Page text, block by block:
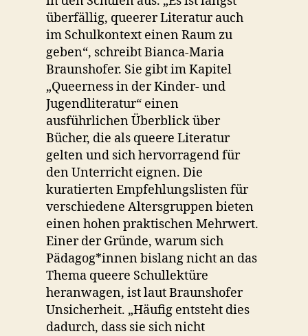
überfällig, queerer Literatur auch
im Schulkontext einen Raum zu
geben“, schreibt Bianca-Maria
Braunshofer. Sie gibt im Kapitel
„Queerness in der Kinder- und
Jugendliteratur“ einen
ausführlichen Überblick über
Bücher, die als queere Literatur
gelten und sich hervorragend für
den Unterricht eignen. Die
kuratierten Empfehlungslisten für
verschiedene Altersgruppen bieten
einen hohen praktischen Mehrwert.
Einer der Gründe, warum sich
Pädagog*innen bislang nicht an das
Thema queere Schullektüre
heranwagen, ist laut Braunshofer
Unsicherheit. „Häufig entsteht dies
dadurch, dass sie sich nicht